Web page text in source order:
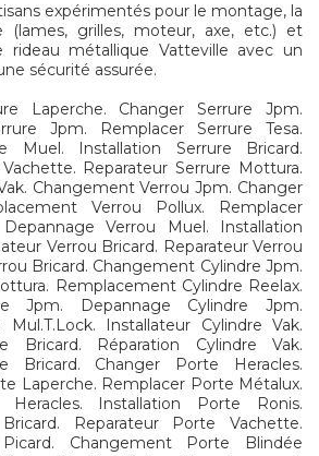
expérimentés pour le montage, la
(lames, grilles, moteur, axe, etc.) et
rideau métallique Vatteville avec un
sécurité assurée.
Laperche. Changer Serrure Jpm.
Jpm. Remplacer Serrure Tesa.
Muel. Installation Serrure Bricard.
Reparateur Serrure Mottura.
Changement Verrou Jpm. Changer
Verrou Pollux. Remplacer
Verrou Muel. Installation
Verrou Bricard. Reparateur Verrou
Bricard. Changement Cylindre Jpm.
Remplacement Cylindre Reelax.
Jpm. Depannage Cylindre Jpm.
Mul.T.Lock. Installateur Cylindre Vak.
Bricard. Réparation Cylindre Vak.
Bricard. Changer Porte Heracles.
Laperche. Remplacer Porte Métalux.
Heracles. Installation Porte Ronis.
Reparateur Porte Vachette.
Changement Porte Blindée